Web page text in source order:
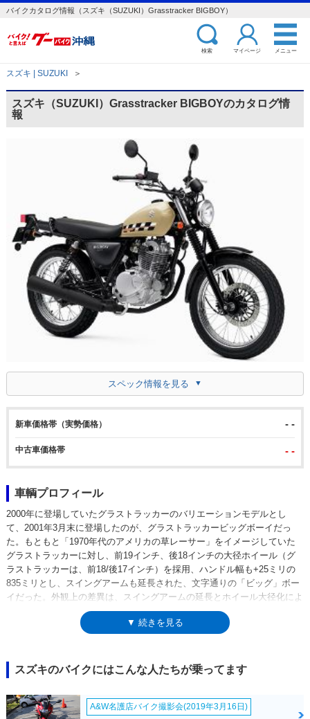
バイクカタログ情報（スズキ（SUZUKI）Grasstracker BIGBOY）
検索 マイページ メニュー
スズキ | SUZUKI ＞
スズキ（SUZUKI）Grasstracker BIGBOYのカタログ情
報
スペック情報を見る
新車価格帯（実勢価格） - -
中古車価格帯 - -
車輌プロフィール
2000年に登場していたグラストラッカーのバリエーションモデルとし
て、2001年3月末に登場したのが、グラストラッカービッグボーイだっ
た。もともと「1970年代のアメリカの草レーサー」をイメージしていた
グラストラッカーに対し、前19インチ、後18インチの大径ホイール（グ
ラストラッカーは、前18/後17インチ）を採用、ハンドル幅も+25ミリの
835ミリとし、スイングアームも延長された、文字通りの「ビッグ」ボー
イだった。外観上の差異は、スイングアームの延長とホイール大径化によ
って直線的になったリアフェンダーが分かりやすかった。搭載されたのが
ボルティー用4バルブエンジンだったのは同じ。そのため、2004年4月に
れたのも同じタイミングだった。ビッグボーイだけのトピックとしては、
09年12月に「10周年記念モデル」が設定されたこと。「グラストラッカ
ーの発売から10年」を記念したのに、なぜビッグボーイだけだったのか疑
問だったが、この頃には、すでに「シンプルなバイク＝グラストラッカ
▼ 続きを見る
スズキのバイクにはこんな人たちが乗ってます
A&W名護店バイク撮影会(2019年3月16日)